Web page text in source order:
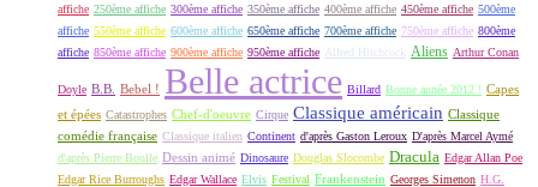
affiche 250ème affiche 300ème affiche 350ème affiche 400ème affiche 450ème affiche 500ème
affiche 550ème affiche 600ème affiche 650ème affiche 700ème affiche 750ème affiche 800ème
affiche 850ème affiche 900ème affiche 950ème affiche Alfred Hitchcock Aliens Arthur Conan
Doyle B.B. Bebel ! Belle actrice Billard Bonne année 2012 ! Capes
et épées Catastrophes Chef-d'oeuvre Cirque Classique américain Classique
comédie française Classique italien Continent d'après Gaston Leroux D'après Marcel Aymé
d'après Pierre Boulle Dessin animé Dinosaure Douglas Slocombe Dracula Edgar Allan Poe
Edgar Rice Burroughs Edgar Wallace Elvis Festival Frankenstein Georges Simenon H.G.